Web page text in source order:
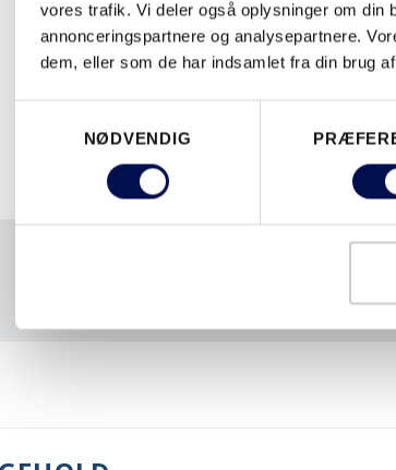
vores trafik. Vi deler også oplysninger om din
annonceringspartnere og analysepartnere.
dem, eller som de har indsamlet fra din brug
NØDVENDIG